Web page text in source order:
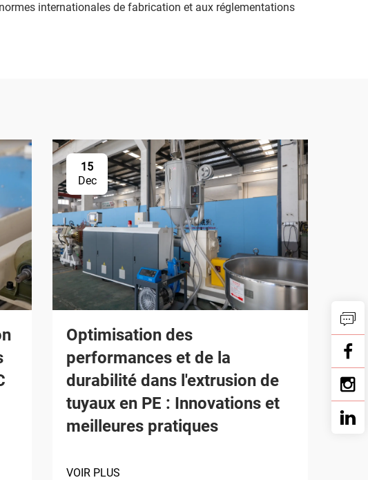
internationales de fabrication et aux réglementations
15
Dec
Optimisation des
performances et de la
durabilité dans l'extrusion de
tuyaux en PE : Innovations et
meilleures pratiques
VOIR PLUS